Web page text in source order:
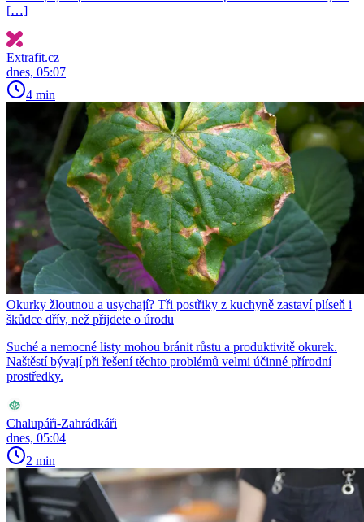
[…]
Extrafit.cz
dnes, 05:07
4 min
Okurky žloutnou a usychají? Tři postřiky z kuchyně zastaví plíseň i
škůdce dřív, než přijdete o úrodu
Suché a nemocné listy mohou bránit růstu a produktivitě okurek.
Naštěstí bývají při řešení těchto problémů velmi účinné přírodní
prostředky.
Chalupáři-Zahrádkáři
dnes, 05:04
2 min